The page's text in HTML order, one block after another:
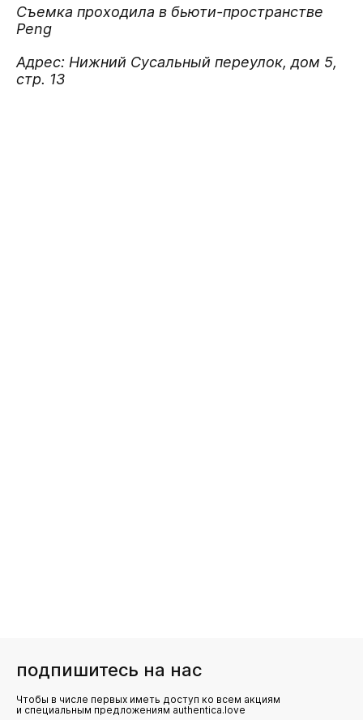
Съемка проходила в бьюти-пространстве
Peng
Адрес: Нижний Сусальный переулок, дом 5,
стр. 13
подпишитесь на нас
Чтобы в числе первых иметь доступ ко всем акциям
и специальным предложениям authentica.love